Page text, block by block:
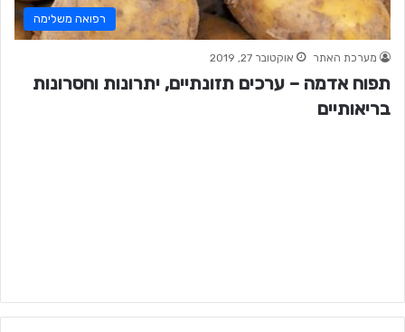
רפואה משלימה
מערכת האתר אוקטובר 27, 2019
תפוח אדמה – ערכים תזונתיים, יתרונות וחסרונות
בריאותיים